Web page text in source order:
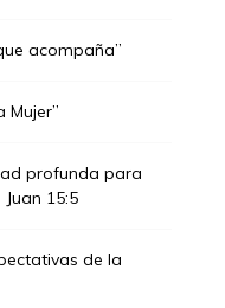
acompaña”
Mujer”
profunda para
15:5
de la